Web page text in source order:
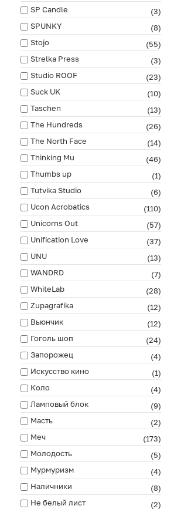
SP Candle
(3)
SPUNKY
(8)
Stojo
(55)
Strelka Press
(3)
Studio ROOF
(23)
Suck UK
(10)
Taschen
(13)
The Hundreds
(26)
The North Face
(14)
Thinking Mu
(46)
Thumbs up
(1)
Tutvika Studio
(6)
Ucon Acrobatics
(110)
Unicorns Out
(57)
Unification Love
(37)
UNU
(13)
WANDRD
(7)
WhiteLab
(28)
Zupagrafika
(12)
Вьюнчик
(12)
Гоголь шоп
(24)
Запорожец
(4)
Искусство кино
(1)
Коло
(4)
Ламповый блок
(9)
Масть
(2)
Меч
(173)
Молодость
(5)
Мурмуризм
(4)
Наличники
(8)
Не белый лист
(2)